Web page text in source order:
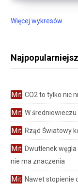
Więcej wykresów
Mit CO2 to tylko nic
Mit W średniowieczu
Mit Rząd Światowy
Mit Dwutlenek
nie ma znaczenia
Mit Nawet stopienie